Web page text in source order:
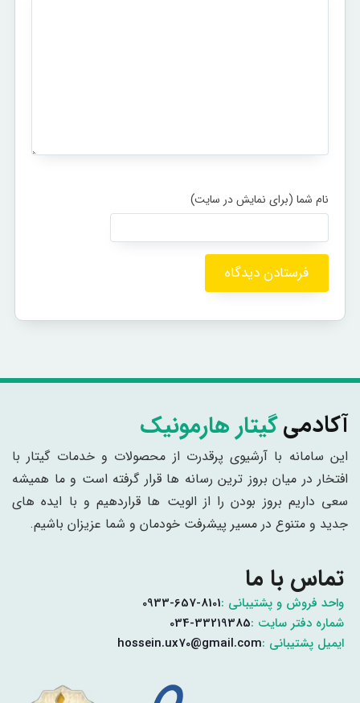
آکادمیگیتار هارمونیک
این سامانه با آرشیوی پرقدرت از محصولات و خدمات گیتار با
افتخار در میان بروز ترین رسانه ها قرار گرفته است و ما همیشه
سعی داریم بروز بودن را از الویت ها قراردهیم و با ایده های
جدید و متنوع در مسیر پیشرفت خودمان و شما عزیزان باشیم.
تماس با ما
واحد فروش و پشتیبانی :0933-657-8101
شماره دفتر سایت :034-33219385
ایمیل پشتیبانی :hossein.ux70@gmail.com